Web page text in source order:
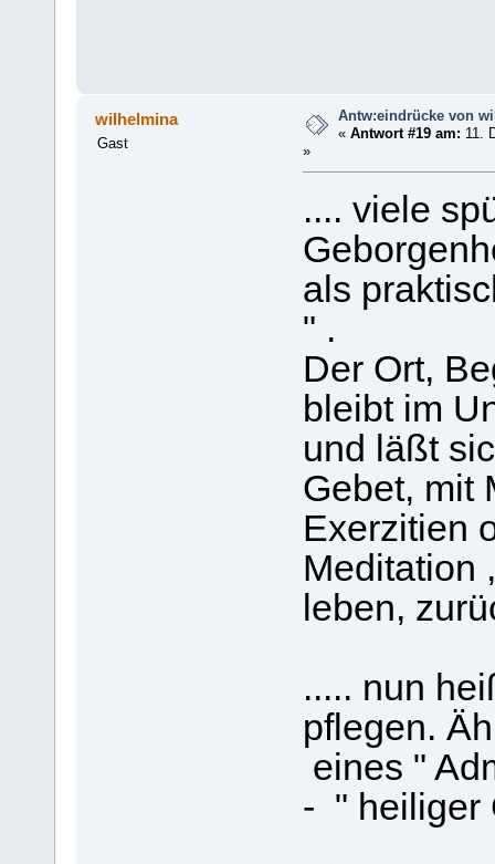
wilhelmina
Gast
Antw:eindrücke von
«Antwort #19 am: 11.
»
.... viele
als
" .
Der Ort,
bleibt im
und läßt
Gebet, mit
Exerzitien
Meditation
leben,
..... nun
pflegen.
eines "
- " heiliger